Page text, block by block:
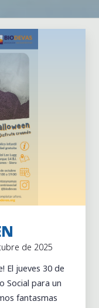
Centro Social los
de 2025
El jueves 30 de
Social para un
fantasmas